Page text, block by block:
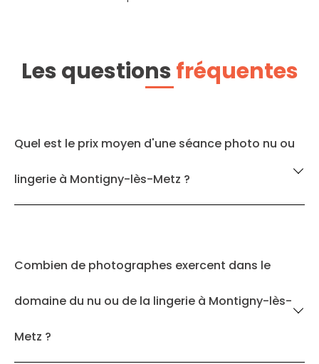
Les questionsfréquentes
Quel est le prix moyen d'une séance photo nu ou
lingerie à Montigny-lès-Metz ?
Combien de photographes exercent dans le
domaine du nu ou de la lingerie à Montigny-lès-
Metz ?